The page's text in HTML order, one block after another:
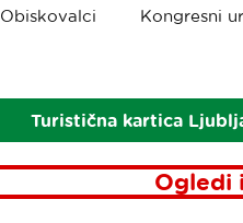
Obiskovalci Kongresni
Turistična kartica
Ogledi
Drobtinice